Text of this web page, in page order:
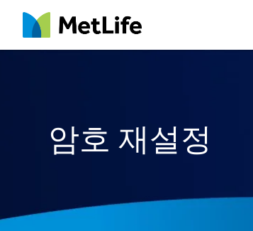
MetLife
암호 재설정